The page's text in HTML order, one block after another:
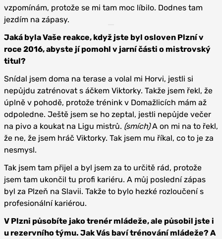
vzpomínám, protože se mi tam moc líbilo. Dodnes tam
jezdím na zápasy.
Jaká byla Vaše reakce, když jste byl osloven Plzní v
roce 2016, abyste jí pomohl v jarní části o mistrovský
titul?
Snídal jsem doma na terase a volal mi Horvi, jestli si
nepůjdu zatrénovat s áčkem Viktorky. Takže jsem řekl, že
úplně v pohodě, protože trénink v Domažlicích mám až
odpoledne. Ještě jsem se ho zeptal, jestli nepůjde večer
na pivo a koukat na Ligu mistrů. (smích)A on mi na to řekl,
že ne, že jsem hráč Viktorky. Tak jsem mu říkal, co to je za
nesmysl.
Tak jsem tam přijel a byl jsem za to určitě rád, protože
jsem tam ukončil tu profi kariéru. A můj poslední zápas
byl za Plzeň na Slavii. Takže to bylo hezké rozloučení s
profesionální kariérou.
V Plzni působíte jako trenér mládeže, ale působil jste i
u rezervního týmu. Jak Vás baví trénování mládeže? A